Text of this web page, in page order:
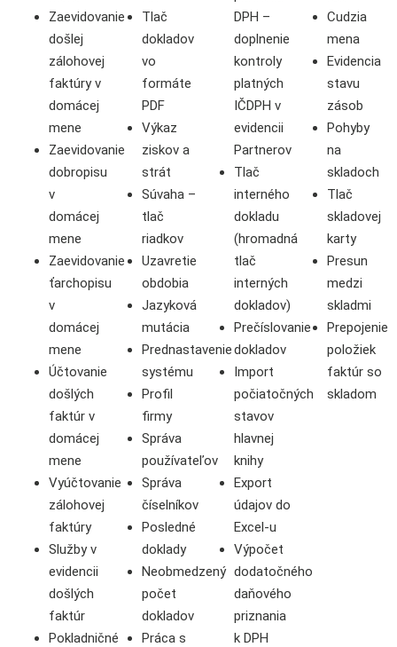
Zaevidovanie
došlej
zálohovej
faktúry v
domácej
mene
Zaevidovanie
dobropisu
v
domácej
mene
Zaevidovanie
ťarchopisu
v
domácej
mene
Účtovanie
došlých
faktúr v
domácej
mene
Vyúčtovanie
zálohovej
faktúry
Služby v
evidencii
došlých
faktúr
Pokladničné
Tlač
dokladov
vo
formáte
PDF
Výkaz
ziskov a
strát
Súvaha –
tlač
riadkov
Uzavretie
obdobia
Jazyková
mutácia
Prednastavenie
systému
Profil
firmy
Správa
používateľov
Správa
číselníkov
Posledné
doklady
Neobmedzený
počet
dokladov
Práca s
DPH –
doplnenie
kontroly
platných
IČDPH v
evidencii
Partnerov
Tlač
interného
dokladu
(hromadná
tlač
interných
dokladov)
Prečíslovanie
dokladov
Import
počiatočných
stavov
hlavnej
knihy
Export
údajov do
Excel-u
Výpočet
dodatočného
daňového
priznania
k DPH
Cudzia
mena
Evidencia
stavu
zásob
Pohyby
na
skladoch
Tlač
skladovej
karty
Presun
medzi
skladmi
Prepojenie
položiek
faktúr so
skladom